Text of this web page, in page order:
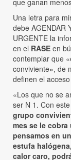
Una letra para
debe AGENDAR
URGENTE la
en el RASE en
contemplar que
conviviente», de
definen el
«Los que no se
ser N 1. Con
grupo
mes se le
pensamos en
estufa
calor caro,